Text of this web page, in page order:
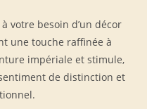
votre besoin d’un décor
une touche raffinée à
impériale et stimule,
de distinction et